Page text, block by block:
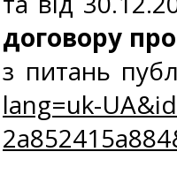
договору
з питань
lang=uk-